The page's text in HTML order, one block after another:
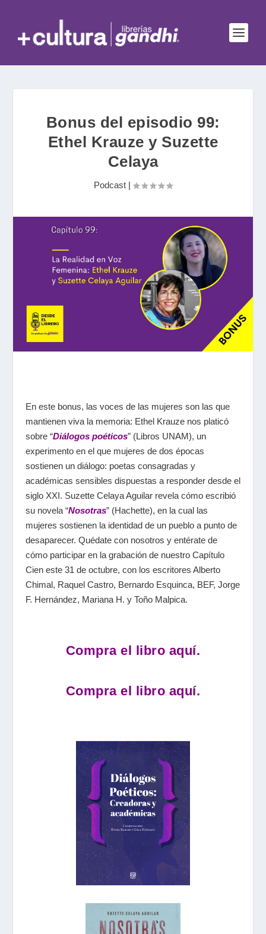
Bonus del episodio 99:
Ethel Krauze y Suzette
Celaya
Podcast |
En este bonus, las voces de las mujeres son las que
mantienen viva la memoria: Ethel Krauze nos platicó
sobre “Diálogos poéticos” (Libros UNAM), un
experimento en el que mujeres de dos épocas
sostienen un diálogo: poetas consagradas y
académicas sensibles dispuestas a responder desde el
siglo XXI. Suzette Celaya Aguilar revela cómo escribió
su novela “Nosotras” (Hachette), en la cual las
mujeres sostienen la identidad de un pueblo a punto de
desaparecer. Quédate con nosotros y entérate de
cómo participar en la grabación de nuestro Capítulo
Cien este 31 de octubre, con los escritores Alberto
Chimal, Raquel Castro, Bernardo Esquinca, BEF, Jorge
F. Hernández, Mariana H. y Toño Malpica.
Compra el libro aquí.
Compra el libro aquí.